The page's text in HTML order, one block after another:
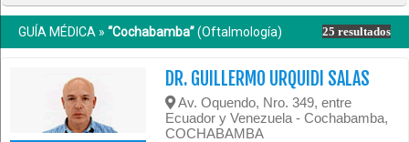
GUÍA MÉDICA » “Cochabamba”(Oftalmología) 25 resultados
DR. GUILLERMO URQUIDI SALAS
Av. Oquendo, Nro. 349, entre
Ecuador y Venezuela - Cochabamba,
COCHABAMBA